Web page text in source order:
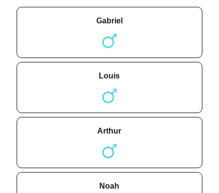
gabriel
louis
arthur
noah